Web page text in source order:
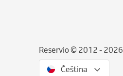
Reservio © 2012 - 2026
Čeština